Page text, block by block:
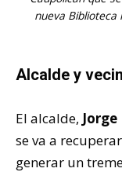
nueva Biblioteca
Alcalde y
El alcalde,
se va a
generar un